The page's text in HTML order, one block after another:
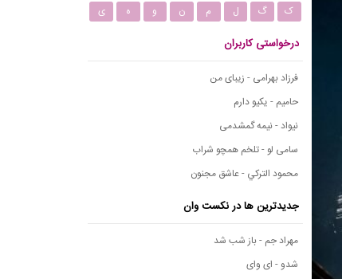
ک
گ ل م ن و ه ی
درخواستی کاربران
فرزاد بهرامی - زیبای من
حامیم - یکیو دارم
نیواد - نیمه گمشدمی
سامی لو - تلخم همچو شراب
محمود التركي - عاشق مجنون
جدیدترین ها در نکست وان
مهراد جم - باز شب شد
شدو - ای وای